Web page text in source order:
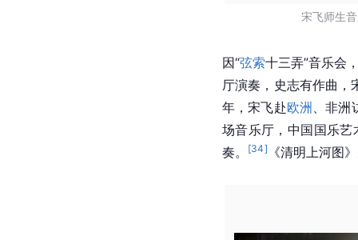
宋飞师生
因“弦索十三弄”音乐会
厅演奏，史志有作曲，
年，宋飞赴欧洲 、非洲
场音乐厅，中国国乐
奏。
[34] 《清明上河图